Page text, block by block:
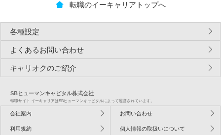
転職のイーキャリアトップへ
各種設定
よくあるお問い合わせ
キャリオクのご紹介
SBヒューマンキャピタル株式会社
転職サイト イーキャリアはSBヒューマンキャピタルによって運営されています。
会社案内 お問い合わせ
利用規約 個人情報の取扱いについて